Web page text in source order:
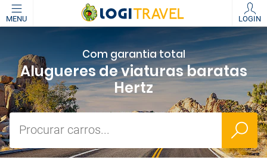
MENU LOGIN
Com garantia total
Alugueres de viaturas baratas
Hertz
Procurar carros...